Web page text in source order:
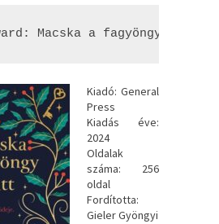
Macska ​a fagyöngy alatt
Kiadó: General
Press
Kiadás éve:
2024
Oldalak
száma: 256
oldal
Fordította:
Gieler Gyöngyi